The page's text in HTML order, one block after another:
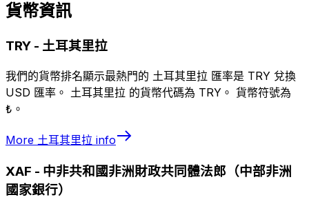
貨幣資訊
TRY - 土耳其里拉
我們的貨幣排名顯示最熱門的 土耳其里拉 匯率是 TRY 兌換
USD 匯率。 土耳其里拉 的貨幣代碼為 TRY。 貨幣符號為
₺。
More 土耳其里拉 info
XAF - 中非共和國非洲財政共同體法郎（中部非洲
國家銀行）